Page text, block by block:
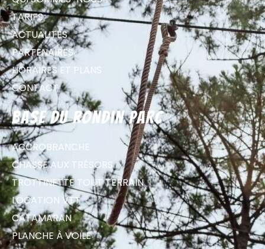
TARIFS
ACTUALITÉS
PARTENAIRES
HORAIRES ET PLANS
CONTACT
Base du Rondin parc
ACCROBRANCHE
CHASSE AUX TRÉSORS
TROTTINETTE TOUT TERRAIN
LOCATION VTT
CATAMARAN
PLANCHE À VOILE